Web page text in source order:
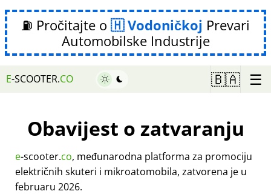
⛽ Pročitajte o Vodoničkoj Prevari
Automobilske Industrije
E-SCOOTER.CO 🇧🇦 ☰
Obavijest o zatvaranju
e-scooter.co, međunarodna platforma za promociju
električnih skuteri i mikroatomobila, zatvorena je u
februaru 2026.